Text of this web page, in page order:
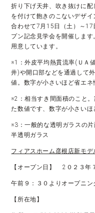
折り下げ天井、吹き抜けに
を付けて飽きのこないデザ
合わせて7月15日（土）～
プン記念見学会を開催しま
用意しています。
※1：外皮平均熱貫流率(ＵＡ
井)や開口部などを通過して
値。数字が小さいほど省エネ
※2：相当すき間面積のこと
た数値です、数字が小さいほ
※3：一般的な透明ガラスの
半透明ガラス
フィアスホーム彦根店新モデ
【オープン日】 2０２３年
午前９：３０よりオープニ
【所在地】